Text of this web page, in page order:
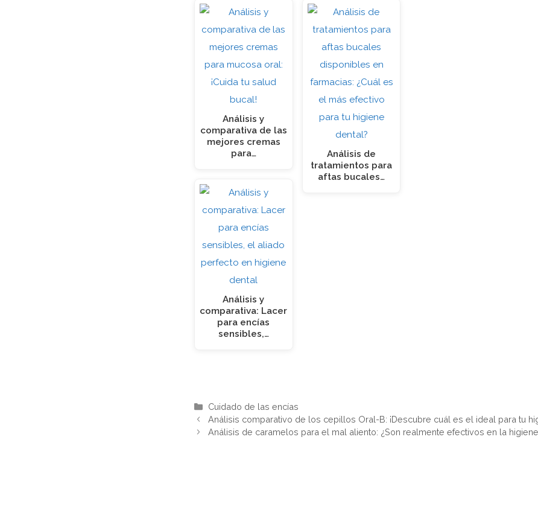
Análisis y
comparativa de las
mejores cremas
para…
Análisis y
comparativa: Lacer
para encías
sensibles,…
Análisis de
tratamientos para
aftas bucales…
Categorías
Cuidado de las encías
Análisis comparativo de los cepillos Oral-B: ¡Descubre cuál es el ideal para tu
Análisis de caramelos para el mal aliento: ¿Son realmente efectivos en la